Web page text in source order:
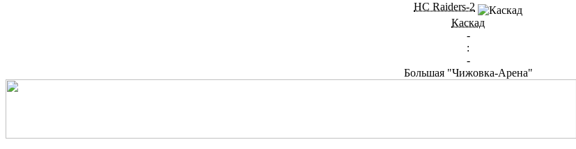
HC Raiders-2
Каскад
-
:
-
Большая "Чижовка-Арена"